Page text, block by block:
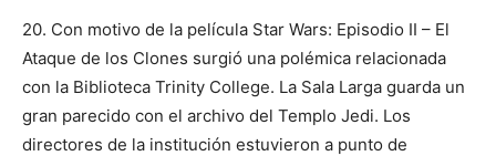
20. Con motivo de la película Star Wars: Episodio II – El
Ataque de los Clones surgió una polémica relacionada
con la Biblioteca Trinity College. La Sala Larga guarda un
gran parecido con el archivo del Templo Jedi. Los
directores de la institución estuvieron a punto de